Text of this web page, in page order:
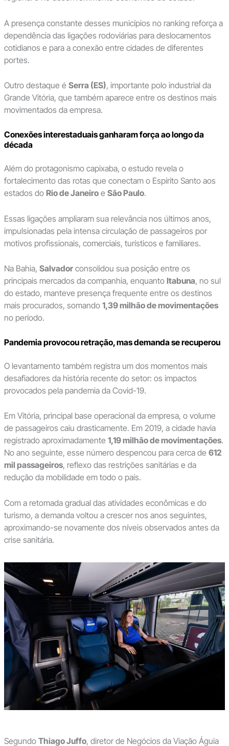
A presença constante desses municípios no ranking reforça a
dependência das ligações rodoviárias para deslocamentos
cotidianos e para a conexão entre cidades de diferentes
portes.
Outro destaque é Serra (ES), importante polo industrial da
Grande Vitória, que também aparece entre os destinos mais
movimentados da empresa.
Conexões interestaduais ganharam força ao longo da
década
Além do protagonismo capixaba, o estudo revela o
fortalecimento das rotas que conectam o Espírito Santo aos
estados do Rio de Janeiroe São Paulo.
Essas ligações ampliaram sua relevância nos últimos anos,
impulsionadas pela intensa circulação de passageiros por
motivos profissionais, comerciais, turísticos e familiares.
Na Bahia, Salvadorconsolidou sua posição entre os
principais mercados da companhia, enquanto Itabuna, no sul
do estado, manteve presença frequente entre os destinos
mais procurados, somando 1,39 milhão de movimentações
no período.
Pandemia provocou retração, mas demanda se recuperou
O levantamento também registra um dos momentos mais
desafiadores da história recente do setor: os impactos
provocados pela pandemia da Covid-19.
Em Vitória, principal base operacional da empresa, o volume
de passageiros caiu drasticamente. Em 2019, a cidade havia
registrado aproximadamente 1,19 milhão de movimentações.
No ano seguinte, esse número despencou para cerca de 612
mil passageiros, reflexo das restrições sanitárias e da
redução da mobilidade em todo o país.
Com a retomada gradual das atividades econômicas e do
turismo, a demanda voltou a crescer nos anos seguintes,
aproximando-se novamente dos níveis observados antes da
crise sanitária.
Segundo Thiago Juffo, diretor de Negócios da Viação Águia